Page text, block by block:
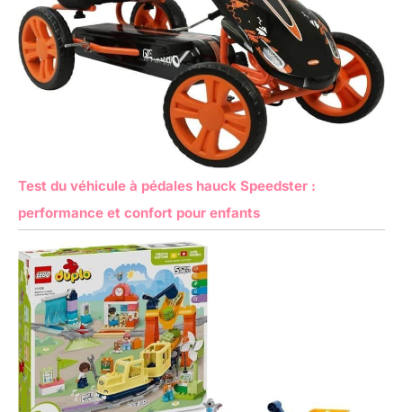
Test du véhicule à pédales hauck Speedster :
performance et confort pour enfants